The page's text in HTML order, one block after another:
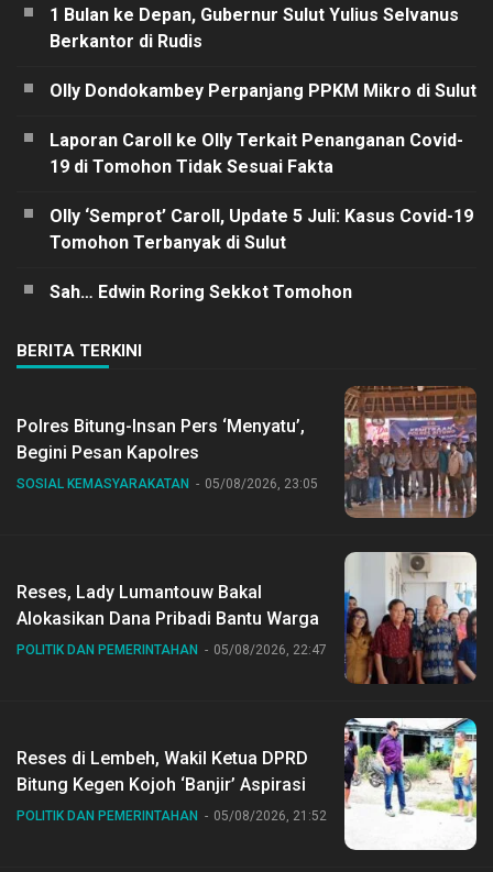
1 Bulan ke Depan, Gubernur Sulut Yulius Selvanus
Berkantor di Rudis
Olly Dondokambey Perpanjang PPKM Mikro di Sulut
Laporan Caroll ke Olly Terkait Penanganan Covid-
19 di Tomohon Tidak Sesuai Fakta
Olly ‘Semprot’ Caroll, Update 5 Juli: Kasus Covid-19
Tomohon Terbanyak di Sulut
Sah… Edwin Roring Sekkot Tomohon
BERITA TERKINI
Polres Bitung-Insan Pers ‘Menyatu’,
Begini Pesan Kapolres
SOSIAL KEMASYARAKATAN 05/08/2026, 23:05
Reses, Lady Lumantouw Bakal
Alokasikan Dana Pribadi Bantu Warga
POLITIK DAN PEMERINTAHAN 05/08/2026, 22:47
Reses di Lembeh, Wakil Ketua DPRD
Bitung Kegen Kojoh ‘Banjir’ Aspirasi
POLITIK DAN PEMERINTAHAN 05/08/2026, 21:52